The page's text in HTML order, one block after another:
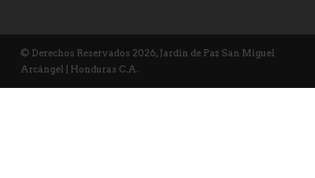
© Derechos Reservados 2026, Jardín de Paz San Miguel
Arcángel | Honduras C.A.